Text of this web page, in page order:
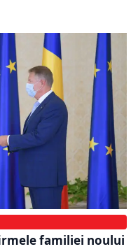
familiei noului